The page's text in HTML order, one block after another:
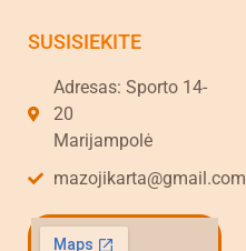
SUSISIEKITE
Adresas: Sporto 14-
20
Marijampolė
mazojikarta@gmail.com